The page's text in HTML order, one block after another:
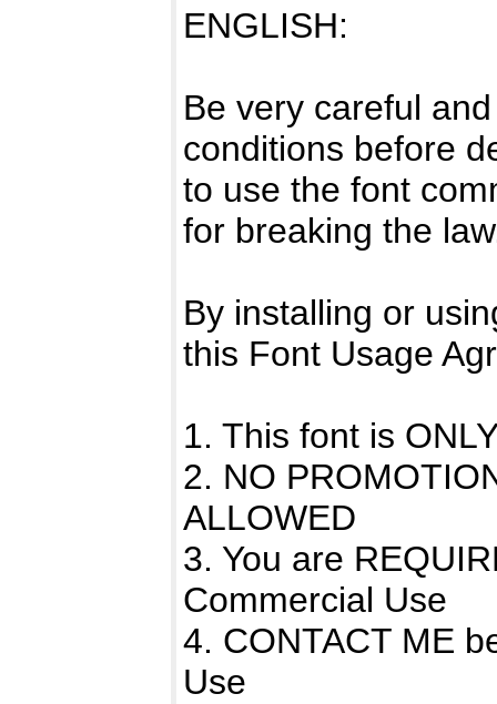
ENGLISH:
Be very careful
conditions before
to use the font
for breaking the
By installing or
this Font Usage
1. This font is
2. NO
ALLOWED
3. You are
Commercial Use
4. CONTACT ME
Use